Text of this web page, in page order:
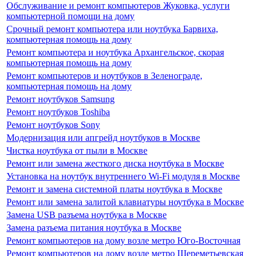
Обслуживание и ремонт компьютеров Жуковка, услуги
компьютерной помощи на дому
Срочный ремонт компьютера или ноутбука Барвиха,
компьютерная помощь на дому
Ремонт компьютера и ноутбука Архангельское, скорая
компьютерная помощь на дому
Ремонт компьютеров и ноутбуков в Зеленограде,
компьютерная помощь на дому
Ремонт ноутбуков Samsung
Ремонт ноутбуков Toshiba
Ремонт ноутбуков Sony
Модернизация или апгрейд ноутбуков в Москве
Чистка ноутбука от пыли в Москве
Ремонт или замена жесткого диска ноутбука в Москве
Установка на ноутбук внутреннего Wi-Fi модуля в Москве
Ремонт и замена системной платы ноутбука в Москве
Ремонт или замена залитой клавиатуры ноутбука в Москве
Замена USB разъема ноутбука в Москве
Замена разъема питания ноутбука в Москве
Ремонт компьютеров на дому возле метро Юго-Восточная
Ремонт компьютеров на дому возле метро Шереметьевская